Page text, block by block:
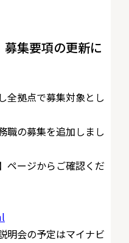
集要項の更新に
全拠点で募集対象とし
職の募集を追加しまし
ページからご確認くだ
明会の予定はマイナビ